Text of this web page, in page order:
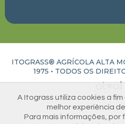
ITOGRASS® AGRÍCOLA ALTA
1975 • TODOS OS
A Itograss utiliza cookies a
melhor experiência
Para mais informações, por